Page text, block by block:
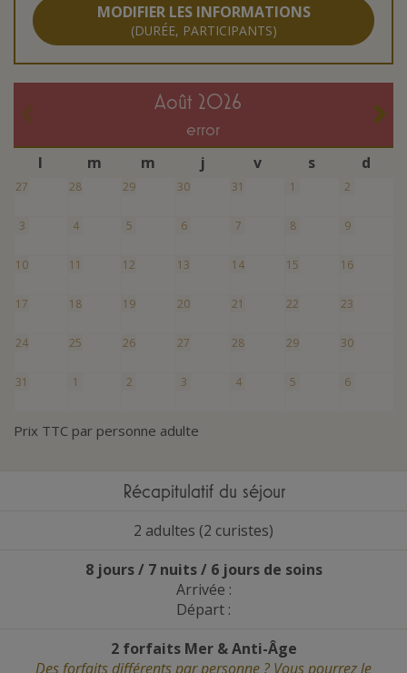
MODIFIER LES INFORMATIONS
(DURÉE, PARTICIPANTS)
août 2026
error
l m m j v s d
27 28 29 30 31 1 2
3 4 5 6 7 8 9
10 11 12 13 14 15 16
17 18 19 20 21 22 23
24 25 26 27 28 29 30
31 1 2 3 4 5 6
Prix TTC par personne adulte
Récapitulatif du séjour
2 adultes (2 curistes)
8 jours / 7 nuits / 6 jours de soins
Arrivée :
Départ :
2 forfaits Mer &Anti-Âge
Des forfaits différents par personne ? Vous pourrez le